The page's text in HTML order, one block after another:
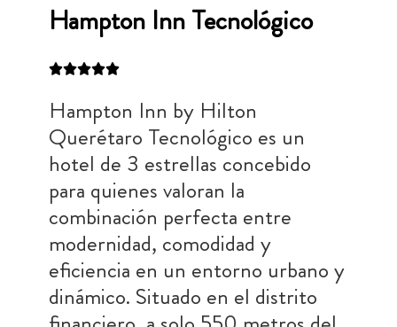
Hampton Inn Tecnológico
Hampton Inn by Hilton
Querétaro Tecnológico es un
hotel de 3 estrellas concebido
para quienes valoran la
combinación perfecta entre
modernidad, comodidad y
eficiencia en un entorno urbano y
dinámico. Situado en el distrito